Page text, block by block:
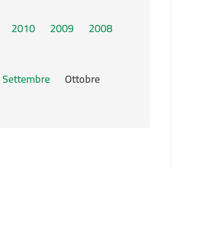
2010 2009 2008
Settembre Ottobre